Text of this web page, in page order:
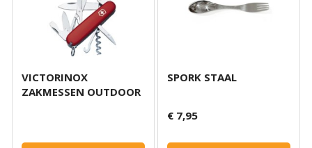
VICTORINOX
ZAKMESSEN OUTDOOR
SPORK STAAL
€ 7,95